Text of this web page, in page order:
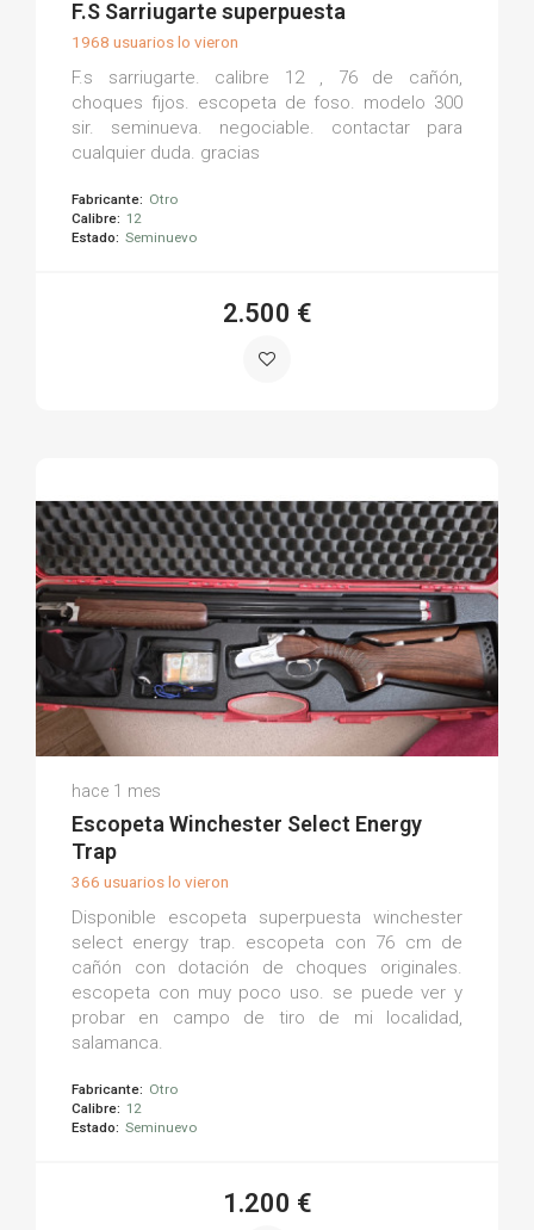
F.S Sarriugarte superpuesta
1968 usuarios lo vieron
F.s sarriugarte. calibre 12 , 76 de cañón,
choques fijos. escopeta de foso. modelo 300
sir. seminueva. negociable. contactar para
cualquier duda. gracias
Fabricante: Otro
Calibre: 12
Estado: Seminuevo
2.500 €
(0)
hace 1 mes
Escopeta Winchester Select Energy
Trap
366 usuarios lo vieron
Disponible escopeta superpuesta winchester
select energy trap. escopeta con 76 cm de
cañón con dotación de choques originales.
escopeta con muy poco uso. se puede ver y
probar en campo de tiro de mi localidad,
salamanca.
Fabricante: Otro
Calibre: 12
Estado: Seminuevo
1.200 €